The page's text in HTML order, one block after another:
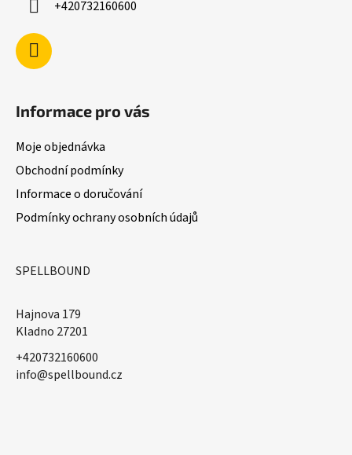
+420732160600
Informace pro vás
Moje objednávka
Obchodní podmínky
Informace o doručování
Podmínky ochrany osobních údajů
SPELLBOUND
Hajnova 179
Kladno 27201
+420732160600
​info@spellbound.cz